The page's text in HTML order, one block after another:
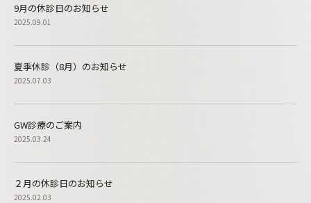
9月の休診日のお知らせ
2025.09.01
夏季休診（8月）のお知らせ
2025.07.03
GW診療のご案内
2025.03.24
２月の休診日のお知らせ
2025.02.03